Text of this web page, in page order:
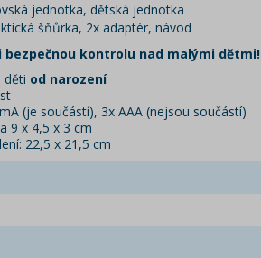
jednotka, dětská jednotka
šňůrka, 2x adaptér, návod
bezpečnou kontrolu nad malými dětmi!
děti od narození
(je součástí), 3x AAA (nejsou součástí)
9 x 4,5 x 3 cm
22,5 x 21,5 cm